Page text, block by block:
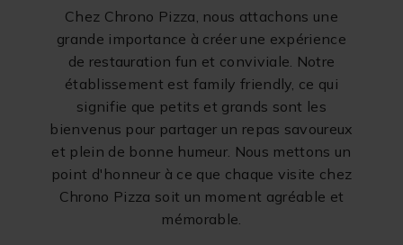
Chez Chrono Pizza, nous attachons une
grande importance à créer une expérience
de restauration fun et conviviale. Notre
établissement est family friendly, ce qui
signifie que petits et grands sont les
bienvenus pour partager un repas savoureux
et plein de bonne humeur. Nous mettons un
point d'honneur à ce que chaque visite chez
Chrono Pizza soit un moment agréable et
mémorable.